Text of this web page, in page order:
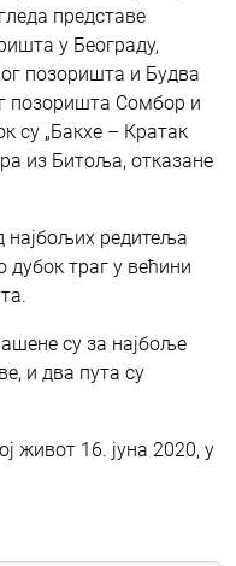
представе
у Београду,
позоришта и Будва
позоришта Сомбор и
су „Бакхе – Кратак
из Битоља, отказане
најбољих редитеља
дубок траг у већини
су за најбоље
и два пута су
живот 16. јуна 2020, у